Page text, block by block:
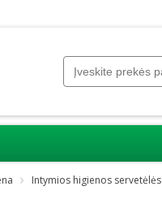
Intymios higienos servetėlės